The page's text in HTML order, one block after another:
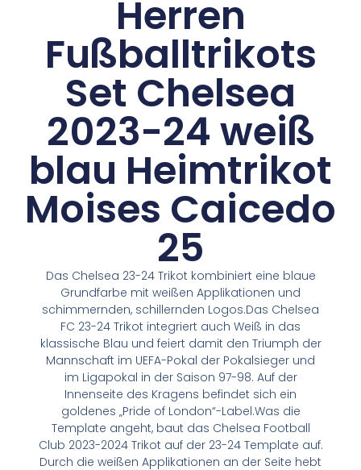
Herren
Fußballtrikots
Set Chelsea
2023-24 weiß
blau Heimtrikot
Moises Caicedo
25
Das Chelsea 23-24 Trikot kombiniert eine blaue
Grundfarbe mit weißen Applikationen und
schimmernden, schillernden Logos.Das Chelsea
FC 23-24 Trikot integriert auch Weiß in das
klassische Blau und feiert damit den Triumph der
Mannschaft im UEFA-Pokal der Pokalsieger und
im Ligapokal in der Saison 97-98. Auf der
Innenseite des Kragens befindet sich ein
goldenes „Pride of London“-Label.Was die
Template angeht, baut das Chelsea Football
Club 2023-2024 Trikot auf der 23-24 Template auf.
Durch die weißen Applikationen an der Seite hebt